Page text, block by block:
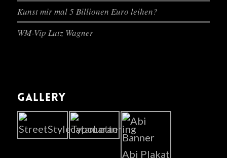
Kunst mir mal 5 Billionen Euro leihen?
WM-Vip Lutz Wagner
GALLERY